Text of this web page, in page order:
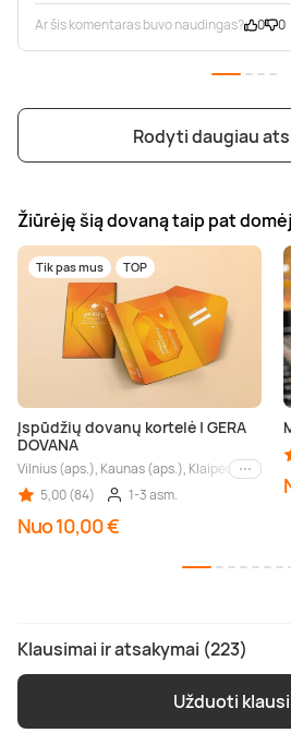
Ar šis komentaras buvo naudingas? 0 0
Rodyti daugiau
Žiūrėję šią dovaną taip pat
Tik pas mus TOP
Įspūdžių dovanų kortelė | GERA
DOVANA
Vilnius (aps.), Kaunas (aps.), KlaipėdaKiti
5,00 (84)
1-3 asm.
Nuo 10,00 €
Klausimai ir atsakymai (223)
Užduoti